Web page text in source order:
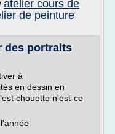
atelier cours de
de peinture
des portraits
à
en dessin en
chouette n'est-ce